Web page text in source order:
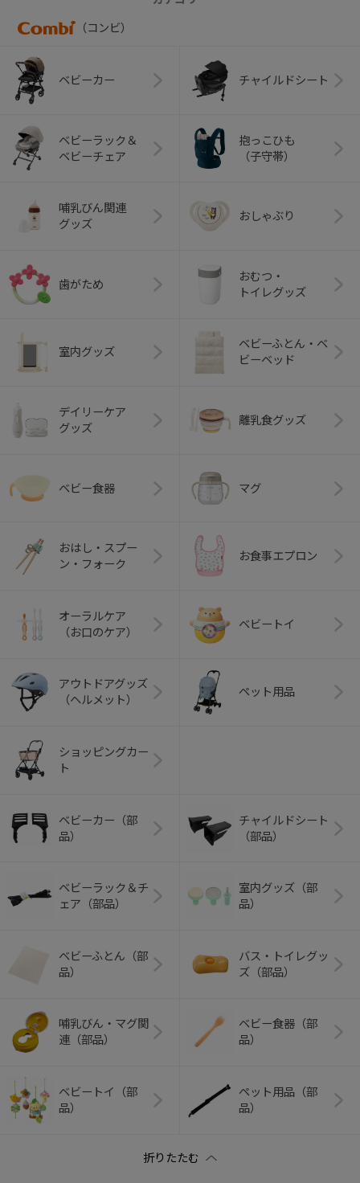
（コンビ）
ベビーカー チャイルドシート
ベビーラック＆
ベビーチェア
抱っこひも
（子守帯）
哺乳びん関連
グッズ
おしゃぶり
歯がため
おむつ・
トイレグッズ
室内グッズ
ベビーふとん・ベ
ビーベッド
デイリーケア
グッズ
離乳食グッズ
ベビー食器 マグ
おはし・スプー
ン・フォーク
お食事エプロン
オーラルケア
（お口のケア）
ベビートイ
アウトドアグッズ
（ヘルメット）
ペット用品
ショッピングカー
ト
ベビーカー（部
品）
チャイルドシート
（部品）
ベビーラック＆チ
ェア（部品）
室内グッズ（部
品）
ベビーふとん（部
品）
バス・トイレグッ
ズ（部品）
哺乳びん・マグ関
連（部品）
ベビー食器（部
品）
ベビートイ（部
品）
ペット用品（部
品）